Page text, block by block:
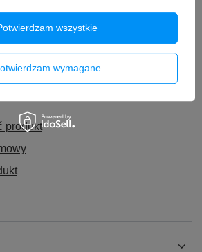
produkt
wymagane
wszystkie